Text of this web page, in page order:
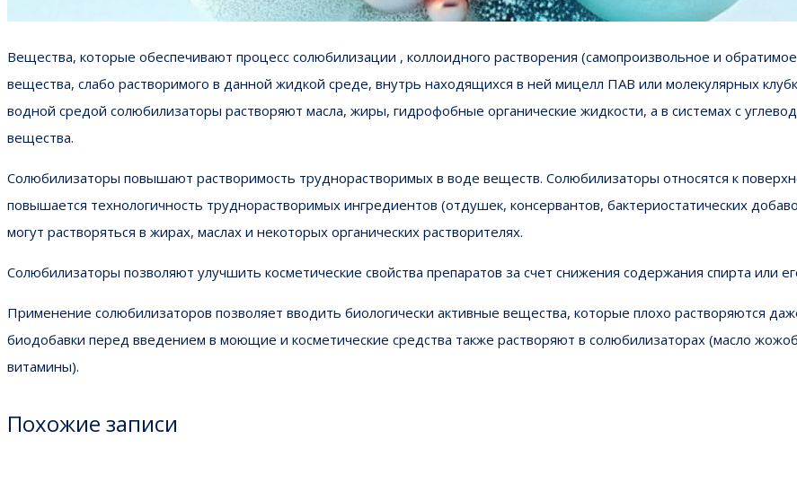
Вещества, которые обеспечивают процесс солюбилизации , коллоидного растворения (самопроизвольное и
вещества, слабо растворимого в данной жидкой среде, внутрь находящихся в ней мицелл ПАВ или молекулярных
водной средой солюбилизаторы растворяют масла, жиры, гидрофобные органические жидкости, а в системах с
вещества.
Солюбилизаторы повышают растворимость труднорастворимых в воде веществ. Солюбилизаторы относятся к
повышается технологичность труднорастворимых ингредиентов (отдушек, консервантов, бактериостатических
могут растворяться в жирах, маслах и некоторых органических растворителях.
Солюбилизаторы позволяют улучшить косметические свойства препаратов за счет снижения содержания спирта или
Применение солюбилизаторов позволяет вводить биологически активные вещества, которые плохо растворяются
биодобавки перед введением в моющие и косметические средства также растворяют в солюбилизаторах (масло
витамины).
Похожие записи